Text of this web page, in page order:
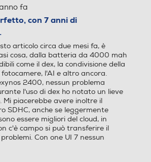
a pizzicare. Passa da 1x a
a 3x. L’AI mantiene l’alta
delle immagini: chiare,
e super nitide, senza
molti dettagli.
ultima
K
/ Con
Music S
Sams
Cloud, G
Glob
O, Sams
Health,
Samsu
TV, Sm
Modali
fa
con 7 anni di
articolo circa due mesi fa, è
cosa, dalla batteria da 4000 mah
come il dex, la condivisione della
fotocamere, l'AI e altro ancora.
2400, nessun problema
l'uso di dex ho notato un lieve
Mi piacerebbe avere inoltre il
SDHC, anche se leggermente
essere migliori del cloud, in
c'è campo si può transferire il
Con one UI 7 nessun